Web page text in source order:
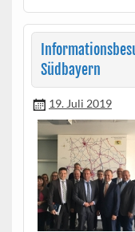
Südbayern
19. Juli 2019